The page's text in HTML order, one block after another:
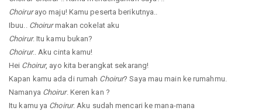
Choirurayo maju! Kamu peserta berikutnya..
Ibuu.. Choirurmakan cokelat aku
Choirur. Itu kamu bukan?
Choirur.. Aku cinta kamu!
Hei Choirur, ayo kita berangkat sekarang!
Kapan kamu ada di rumah Choirur? Saya mau main ke rumahmu.
Namanya Choirur. Keren kan ?
Itu kamu ya Choirur. Aku sudah mencari ke mana-mana